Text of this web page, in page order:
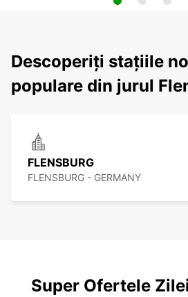
Descoperiți stațiile
populare din jurul
FLENSBURG
FLENSBURG - GERMANY
Super Ofertele